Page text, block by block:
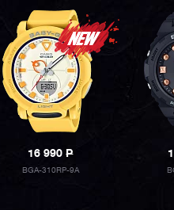
16 990P
BGA-310RP-9A